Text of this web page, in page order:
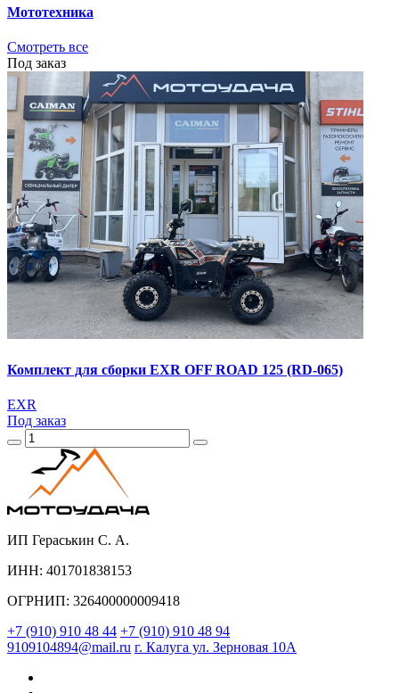
Мототехника
Смотреть все
Под заказ
Комплект для сборки EXR OFF ROAD 125 (RD-065)
EXR
Под заказ
ИП Гераськин С. А.
ИНН: 401701838153
ОГРНИП: 326400000009418
+7 (910) 910 48 44 +7 (910) 910 48 94
9109104894@mail.ru г. Калуга ул. Зерновая 10А